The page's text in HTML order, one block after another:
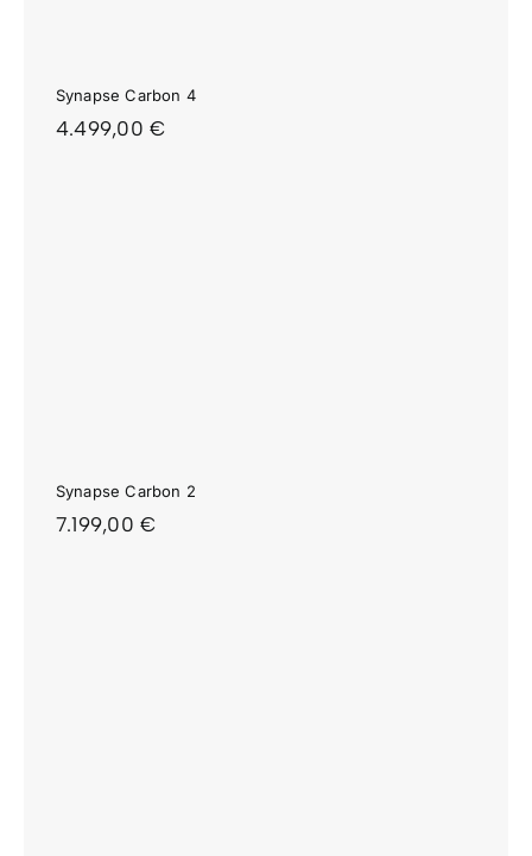
Synapse Carbon 4
4.499,00€
Synapse Carbon 2
7.199,00€